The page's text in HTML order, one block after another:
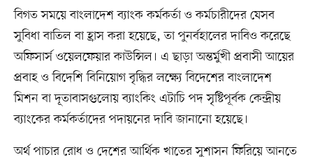
বিগত সময়ে বাংলাদেশ ব্যাংক কর্মকর্তা ও কর্মচারীদের যেসব
সুবিধা বাতিল বা হ্রাস করা হয়েছে, তা পুনর্বহালের দাবিও করেছে
অফিসার্স ওয়েলফেয়ার কাউন্সিল। এ ছাড়া অন্তর্মুখী প্রবাসী আয়ের
প্রবাহ ও বিদেশি বিনিয়োগ বৃদ্ধির লক্ষ্যে বিদেশের বাংলাদেশ
মিশন বা দূতাবাসগুলোয় ব্যাংকিং এটাচি পদ সৃষ্টিপূর্বক কেন্দ্রীয়
ব্যাংকের কর্মকর্তাদের পদায়নের দাবি জানানো হয়েছে।
অর্থ পাচার রোধ ও দেশের আর্থিক খাতের সুশাসন ফিরিয়ে আনতে